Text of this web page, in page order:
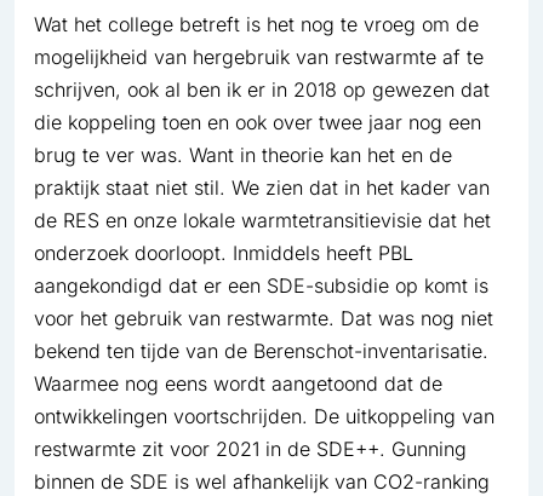
Wat het college betreft is het nog te vroeg om de
mogelijkheid van hergebruik van restwarmte af te
schrijven, ook al ben ik er in 2018 op gewezen dat
die koppeling toen en ook over twee jaar nog een
brug te ver was. Want in theorie kan het en de
praktijk staat niet stil. We zien dat in het kader van
de RES en onze lokale warmtetransitievisie dat het
onderzoek doorloopt. Inmiddels heeft PBL
aangekondigd dat er een SDE-subsidie op komt is
voor het gebruik van restwarmte. Dat was nog niet
bekend ten tijde van de Berenschot-inventarisatie.
Waarmee nog eens wordt aangetoond dat de
ontwikkelingen voortschrijden. De uitkoppeling van
restwarmte zit voor 2021 in de SDE++. Gunning
binnen de SDE is wel afhankelijk van CO2-ranking